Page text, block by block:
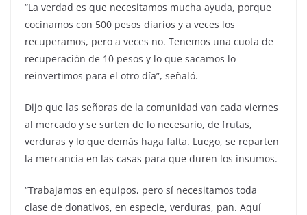
“La verdad es que necesitamos mucha ayuda, porque
cocinamos con 500 pesos diarios y a veces los
recuperamos, pero a veces no. Tenemos una cuota de
recuperación de 10 pesos y lo que sacamos lo
reinvertimos para el otro día”, señaló.
Dijo que las señoras de la comunidad van cada viernes
al mercado y se surten de lo necesario, de frutas,
verduras y lo que demás haga falta. Luego, se reparten
la mercancía en las casas para que duren los insumos.
“Trabajamos en equipos, pero sí necesitamos toda
clase de donativos, en especie, verduras, pan. Aquí